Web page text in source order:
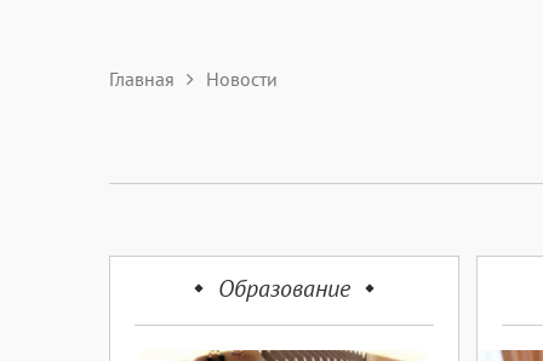
Главная Новости
Образование